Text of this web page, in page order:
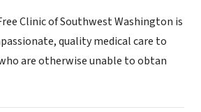
Clinic of Southwest Washington is
quality medical care to
are otherwise unable to obtan